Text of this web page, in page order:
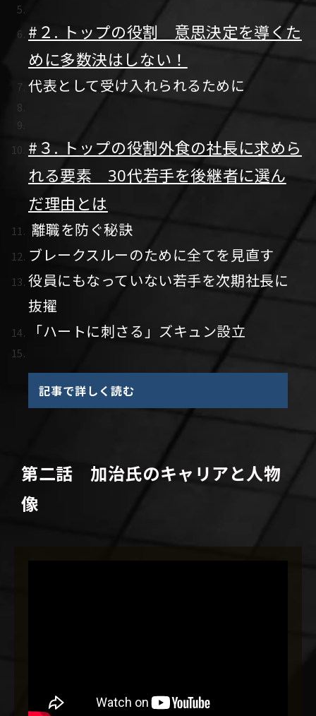
#２. トップの役割 意思決定を導くた
めに多数決はしない！
代表として受け入れられるために
#３. トップの役割外食の社長に求めら
れる要素 30代若手を後継者に選ん
だ理由とは
離職を防ぐ秘訣
ブレークスルーのために全てを見直す
役員にもなっていない若手を次期社長に
抜擢
「ハートに刺さる」ズキュン設立
記事で詳しく読む
第二話 加治氏のキャリアと人物
像